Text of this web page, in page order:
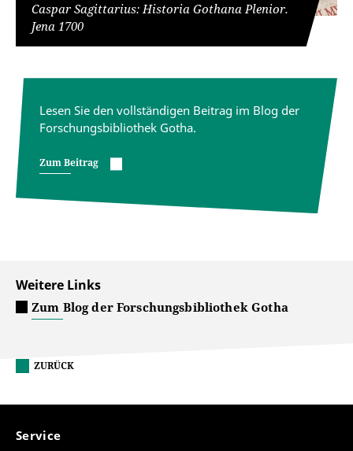
Caspar Sagittarius: Historia Gothana Plenior.
Jena 1700
Lesen Sie den vollständigen Beitrag im Blog der
Forschungsbibliothek Gotha.
Zum Beitrag
Weitere Links
Zum Blog der Forschungsbibliothek Gotha
ZURÜCK
Service